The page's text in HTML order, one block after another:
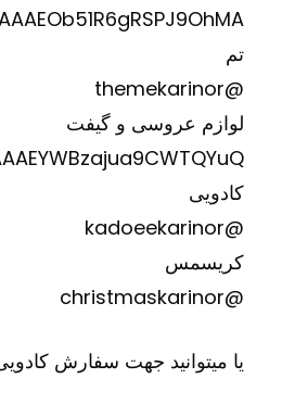
تم
@themekarinor
لوازم عروسی و گیفت
کادویی
@kadoeekarinor
کریسمس
@christmaskarinor
یا میتوانید جهت سفارش کادویی به شماره